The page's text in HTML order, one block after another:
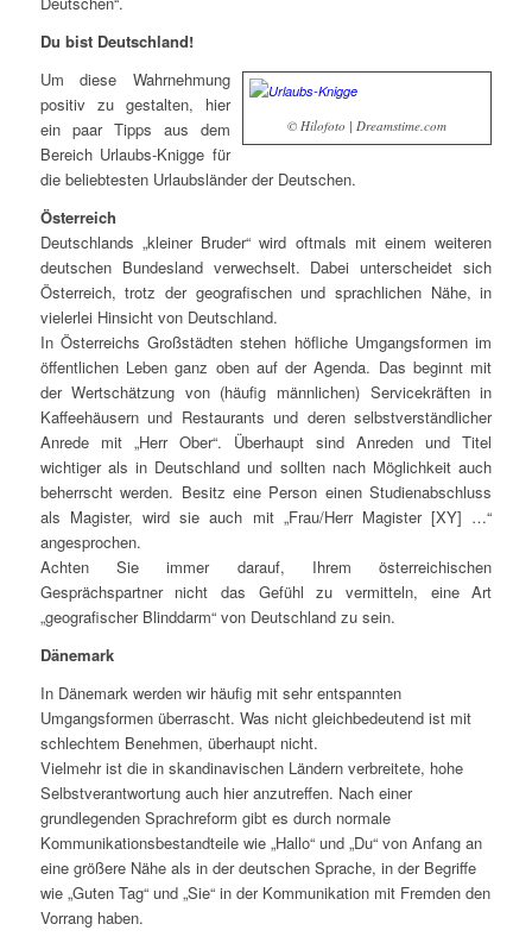
Du bist Deutschland!
© Hilofoto | Dreamstime.com
Um diese Wahrnehmung
positiv zu gestalten, hier
ein paar Tipps aus dem
Bereich Urlaubs-Knigge für
die beliebtesten Urlaubsländer der Deutschen.
Österreich
Deutschlands „kleiner Bruder“ wird oftmals mit einem weiteren
deutschen Bundesland verwechselt. Dabei unterscheidet sich
Österreich, trotz der geografischen und sprachlichen Nähe, in
vielerlei Hinsicht von Deutschland.
In Österreichs Großstädten stehen höfliche Umgangsformen im
öffentlichen Leben ganz oben auf der Agenda. Das beginnt mit
der Wertschätzung von (häufig männlichen) Servicekräften in
Kaffeehäusern und Restaurants und deren selbstverständlicher
Anrede mit „Herr Ober“. Überhaupt sind Anreden und Titel
wichtiger als in Deutschland und sollten nach Möglichkeit auch
beherrscht werden. Besitz eine Person einen Studienabschluss
als Magister, wird sie auch mit „Frau/Herr Magister [XY] …“
angesprochen.
Achten Sie immer darauf, Ihrem österreichischen
Gesprächspartner nicht das Gefühl zu vermitteln, eine Art
„geografischer Blinddarm“ von Deutschland zu sein.
Dänemark
In Dänemark werden wir häufig mit sehr entspannten
Umgangsformen überrascht. Was nicht gleichbedeutend ist mit
schlechtem Benehmen, überhaupt nicht.
Vielmehr ist die in skandinavischen Ländern verbreitete, hohe
Selbstverantwortung auch hier anzutreffen. Nach einer
grundlegenden Sprachreform gibt es durch normale
Kommunikationsbestandteile wie „Hallo“ und „Du“ von Anfang an
eine größere Nähe als in der deutschen Sprache, in der Begriffe
wie „Guten Tag“ und „Sie“ in der Kommunikation mit Fremden den
Vorrang haben.